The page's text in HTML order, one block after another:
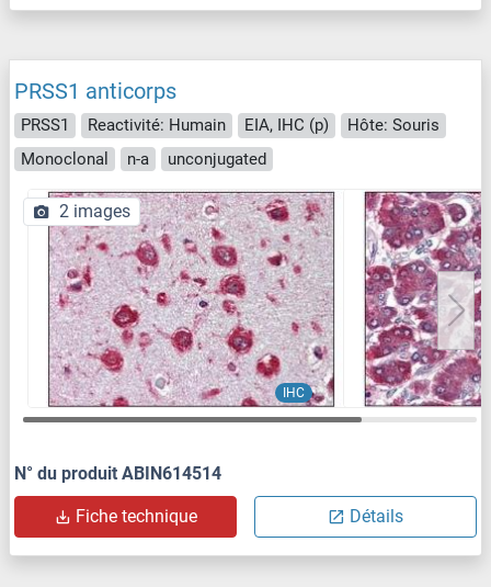
PRSS1 anticorps
PRSS1 Reactivité: Humain EIA, IHC (p)
Hôte: Souris
Monoclonal
n-a unconjugated
IHC
2 images
N° du produit ABIN614514
Fiche technique Détails